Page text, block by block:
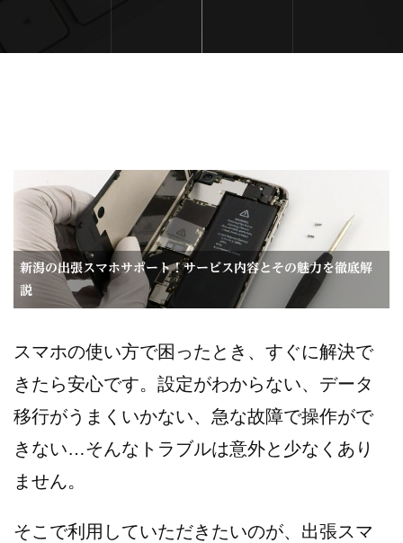
新潟の出張スマホサポート！サービス内容とその魅力を徹底解
説
スマホの使い方で困ったとき、すぐに解決で
きたら安心です。設定がわからない、データ
移行がうまくいかない、急な故障で操作がで
きない…そんなトラブルは意外と少なくあり
ません。
そこで利用していただきたいのが、出張スマ